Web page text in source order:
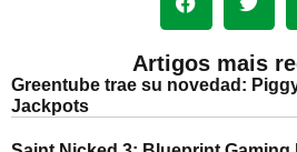
Artigos mais
Greentube trae su novedad:
Jackpots